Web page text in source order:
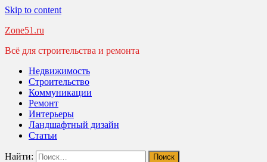
Skip to content
Zone51.ru
Всё для строительства и ремонта
Недвижимость
Строительство
Коммуникации
Ремонт
Интерьеры
Ландшафтный дизайн
Статьи
Найти: